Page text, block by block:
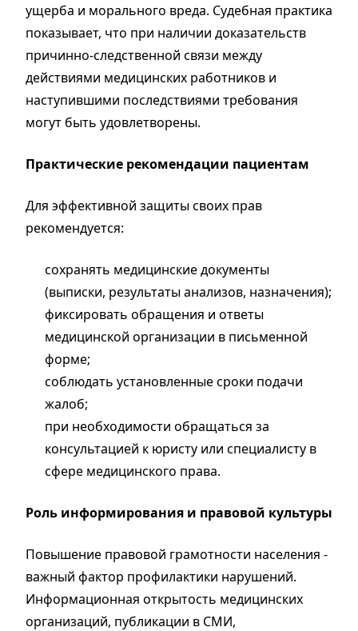
ущерба и морального вреда. Судебная практика
показывает, что при наличии доказательств
причинно-следственной связи между
действиями медицинских работников и
наступившими последствиями требования
могут быть удовлетворены.
Практические рекомендации пациентам
Для эффективной защиты своих прав
рекомендуется:
сохранять медицинские документы
(выписки, результаты анализов, назначения);
фиксировать обращения и ответы
медицинской организации в письменной
форме;
соблюдать установленные сроки подачи
жалоб;
при необходимости обращаться за
консультацией к юристу или специалисту в
сфере медицинского права.
Роль информирования и правовой культуры
Повышение правовой грамотности населения -
важный фактор профилактики нарушений.
Информационная открытость медицинских
организаций, публикации в СМИ,